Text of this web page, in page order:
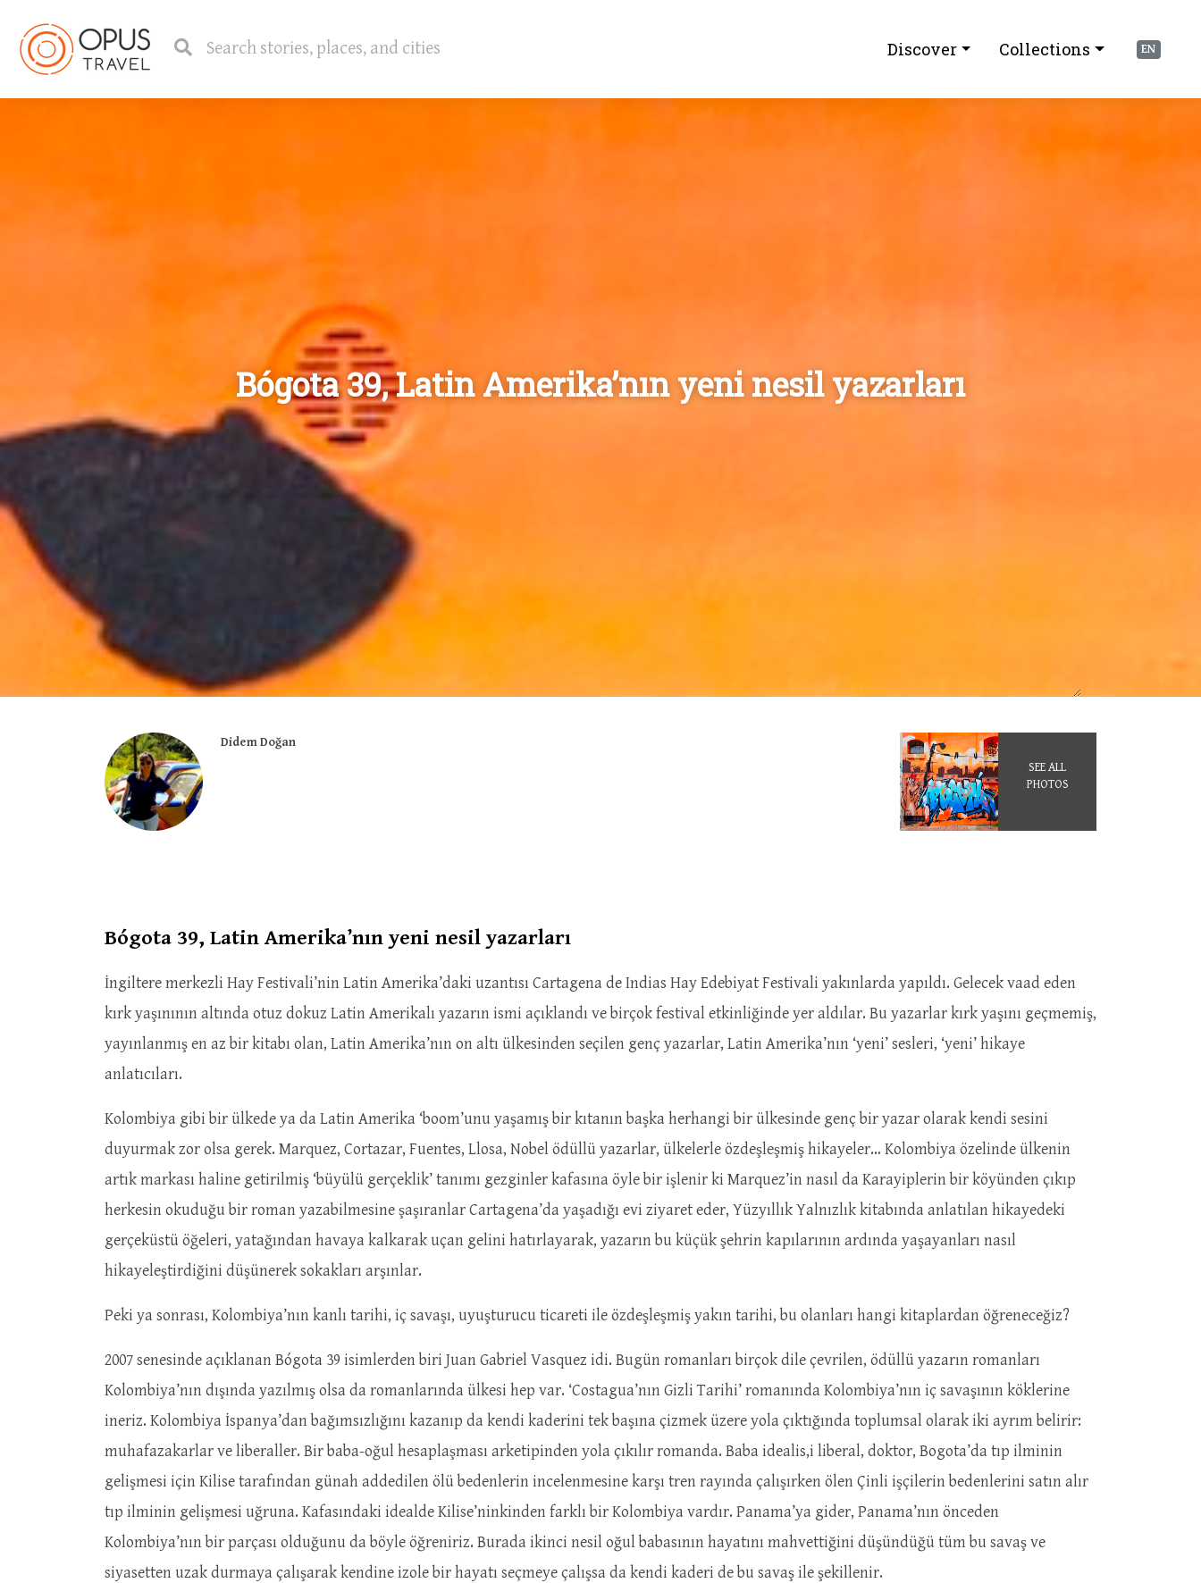
EN
Collections
Discover
Bógota 39, Latin Amerika’nın yeni nesil yazarları
Didem Doğan
SEE ALL
PHOTOS
Bógota 39, Latin Amerika’nın yeni nesil yazarları
İngiltere merkezli Hay Festivali’nin Latin Amerika’daki uzantısı Cartagena de Indias Hay Edebiyat Festivali yakınlarda yapıldı. Gelecek vaad eden
kırk yaşınının altında otuz dokuz Latin Amerikalı yazarın ismi açıklandı ve birçok festival etkinliğinde yer aldılar. Bu yazarlar kırk yaşını geçmemiş,
yayınlanmış en az bir kitabı olan, Latin Amerika’nın on altı ülkesinden seçilen genç yazarlar, Latin Amerika’nın ‘yeni’ sesleri, ‘yeni’ hikaye
anlatıcıları.
Kolombiya gibi bir ülkede ya da Latin Amerika ‘boom’unu yaşamış bir kıtanın başka herhangi bir ülkesinde genç bir yazar olarak kendi sesini
duyurmak zor olsa gerek. Marquez, Cortazar, Fuentes, Llosa, Nobel ödüllü yazarlar, ülkelerle özdeşleşmiş hikayeler… Kolombiya özelinde ülkenin
artık markası haline getirilmiş ‘büyülü gerçeklik’ tanımı gezginler kafasına öyle bir işlenir ki Marquez’in nasıl da Karayiplerin bir köyünden çıkıp
herkesin okuduğu bir roman yazabilmesine şaşıranlar Cartagena’da yaşadığı evi ziyaret eder, Yüzyıllık Yalnızlık kitabında anlatılan hikayedeki
gerçeküstü öğeleri, yatağından havaya kalkarak uçan gelini hatırlayarak, yazarın bu küçük şehrin kapılarının ardında yaşayanları nasıl
hikayeleştirdiğini düşünerek sokakları arşınlar.
Peki ya sonrası, Kolombiya’nın kanlı tarihi, iç savaşı, uyuşturucu ticareti ile özdeşleşmiş yakın tarihi, bu olanları hangi kitaplardan öğreneceğiz?
2007 senesinde açıklanan Bógota 39 isimlerden biri Juan Gabriel Vasquez idi. Bugün romanları birçok dile çevrilen, ödüllü yazarın romanları
Kolombiya’nın dışında yazılmış olsa da romanlarında ülkesi hep var. ‘Costagua’nın Gizli Tarihi’ romanında Kolombiya’nın iç savaşının köklerine
ineriz. Kolombiya İspanya’dan bağımsızlığını kazanıp da kendi kaderini tek başına çizmek üzere yola çıktığında toplumsal olarak iki ayrım belirir:
muhafazakarlar ve liberaller. Bir baba-oğul hesaplaşması arketipinden yola çıkılır romanda. Baba idealis,i liberal, doktor, Bogota’da tıp ilminin
gelişmesi için Kilise tarafından günah addedilen ölü bedenlerin incelenmesine karşı tren rayında çalışırken ölen Çinli işçilerin bedenlerini satın alır
tıp ilminin gelişmesi uğruna. Kafasındaki idealde Kilise’ninkinden farklı bir Kolombiya vardır. Panama’ya gider, Panama’nın önceden
Kolombiya’nın bir parçası olduğunu da böyle öğreniriz. Burada ikinci nesil oğul babasının hayatını mahvettiğini düşündüğü tüm bu savaş ve
siyasetten uzak durmaya çalışarak kendine izole bir hayatı seçmeye çalışsa da kendi kaderi de bu savaş ile şekillenir.